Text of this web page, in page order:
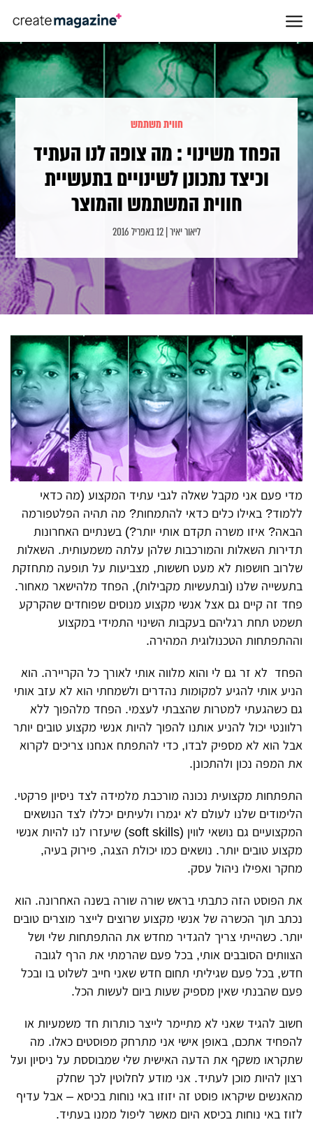
חווית משתמש
הפחד משינוי : מה צופה לנו העתיד
וכיצד נתכונן לשינויים בתעשיית
חווית המשתמש והמוצר
ליאור יאיר | 12 באפריל 2016
מדי פעם אני מקבל שאלה לגבי עתיד המקצוע (מה כדאי
ללמוד? באילו כלים כדאי להתמחות? מה תהיה הפלטפורמה
הבאה? איזו משרה תקדם אותי יותר?) בשנתיים האחרונות
תדירות השאלות והמורכבות שלהן עלתה משמעותית. השאלות
שלרוב חושפות לא מעט חששות, מצביעות על תופעה מתחזקת
בתעשייה שלנו (ובתעשיות מקבילות), הפחד מלהישאר מאחור.
פחד זה קיים גם אצל אנשי מקצוע מנוסים שפוחדים שהקרקע
תשמט תחת רגליהם בעקבות השינוי התמידי במקצוע
וההתפתחות הטכנולוגית המהירה.
הפחד לא זר גם לי והוא מלווה אותי לאורך כל הקריירה. הוא
הניע אותי להגיע למקומות נהדרים ולשמחתי הוא לא עזב אותי
גם כשהגעתי למטרות שהצבתי לעצמי. הפחד מלהפוך ללא
רלוונטי יכול להניע אותנו להפוך להיות אנשי מקצוע טובים יותר
אבל הוא לא מספיק לבדו, כדי להתפתח אנחנו צריכים לקרוא
את המפה נכון ולהתכונן.
התפתחות מקצועית נכונה מורכבת מלמידה לצד ניסיון פרקטי.
הלימודים שלנו לעולם לא יגמרו ולעיתים יכללו לצד הנושאים
המקצועיים גם נושאי לווין (soft skills) שיעזרו לנו להיות אנשי
מקצוע טובים יותר. נושאים כמו יכולת הצגה, פירוק בעיה,
מחקר ואפילו ניהול עסק.
את הפוסט הזה כתבתי בראש שורה שורה בשנה האחרונה. הוא
נכתב תוך הכשרה של אנשי מקצוע שרוצים לייצר מוצרים טובים
יותר. כשהייתי צריך להגדיר מחדש את ההתפתחות שלי ושל
הצוותים הסובבים אותי, בכל פעם שהרמתי את הרף לגובה
חדש, בכל פעם שגיליתי תחום חדש שאני חייב לשלוט בו ובכל
פעם שהבנתי שאין מספיק שעות ביום לעשות הכל.
חשוב להגיד שאני לא מתיימר לייצר כותרות חד משמעיות או
להפחיד אתכם, באופן אישי אני מתרחק מפוסטים כאלו. מה
שתקראו משקף את הדעה האישית שלי שמבוססת על ניסיון ועל
רצון להיות מוכן לעתיד. אני מודע לחלוטין לכך שחלק
מהאנשים שיקראו פוסט זה יזוזו באי נוחות בכיסא – אבל עדיף
לזוז באי נוחות בכיסא היום מאשר ליפול ממנו בעתיד.